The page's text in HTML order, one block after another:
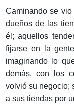
Caminando se
dueños de las
él; aquellos
fijarse en la
imaginando lo
demás, con los
volvió su negocio;
a sus tiendas por